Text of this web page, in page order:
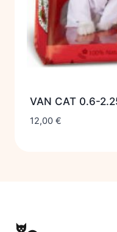
VAN CAT 0.6-
12,00 €